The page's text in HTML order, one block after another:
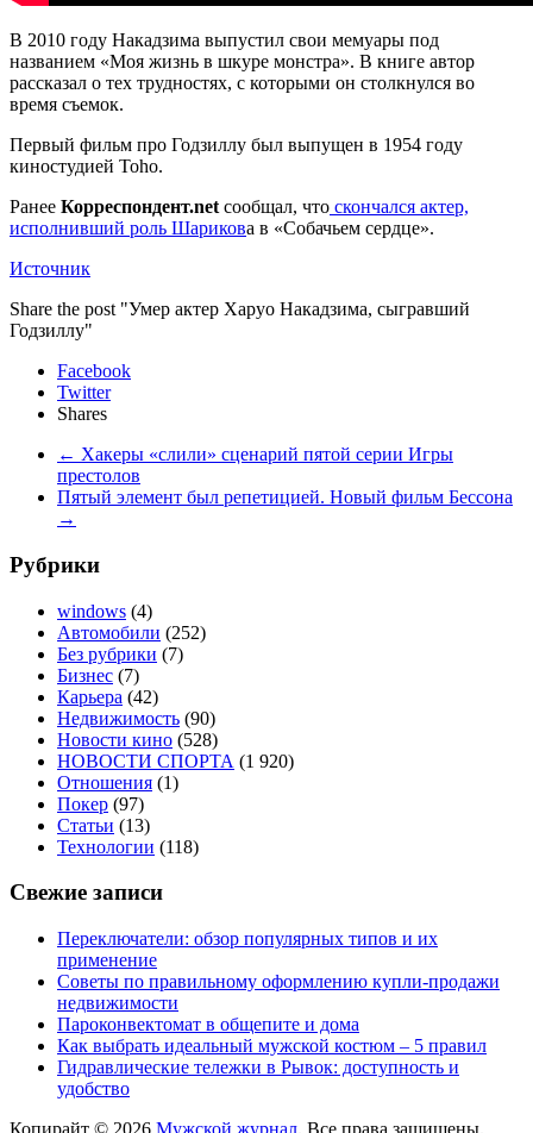
В 2010 году Накадзима выпустил свои мемуары под
названием «Моя жизнь в шкуре монстра». В книге автор
рассказал о тех трудностях, с которыми он столкнулся во
время съемок.
Первый фильм про Годзиллу был выпущен в 1954 году
киностудией Toho.
Ранее Корреспондент.net сообщал, что скончался актер,
исполнивший роль Шарикова в «Собачьем сердце».
Источник
Share the post "Умер актер Харуо Накадзима, сыгравший
Годзиллу"
Facebook
Twitter
Shares
← Хакеры «слили» сценарий пятой серии Игры
престолов
Пятый элемент был репетицией. Новый фильм Бессона
→
Рубрики
windows (4)
Автомобили (252)
Без рубрики (7)
Бизнес (7)
Карьера (42)
Недвижимость (90)
Новости кино (528)
НОВОСТИ СПОРТА (1 920)
Отношения (1)
Покер (97)
Статьи (13)
Технологии (118)
Свежие записи
Переключатели: обзор популярных типов и их
применение
Советы по правильному оформлению купли-продажи
недвижимости
Пароконвектомат в общепите и дома
Как выбрать идеальный мужской костюм – 5 правил
Гидравлические тележки в Рывок: доступность и
удобство